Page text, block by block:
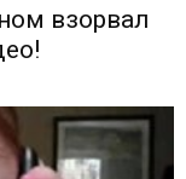
взорвал